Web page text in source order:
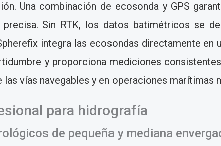
Una combinación de ecosonda y GPS
Sin RTK, los datos batimétricos se
integra las ecosondas directamente en
y proporciona mediciones
vías navegables y en operaciones marítimas
para hidrografía
de pequeña y mediana